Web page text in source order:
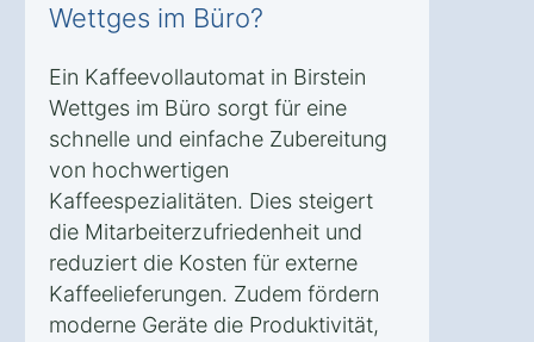
Wettges im Büro?
Ein Kaffeevollautomat in Birstein
Wettges im Büro sorgt für eine
schnelle und einfache Zubereitung
von hochwertigen
Kaffeespezialitäten. Dies steigert
die Mitarbeiterzufriedenheit und
reduziert die Kosten für externe
Kaffeelieferungen. Zudem fördern
moderne Geräte die Produktivität,